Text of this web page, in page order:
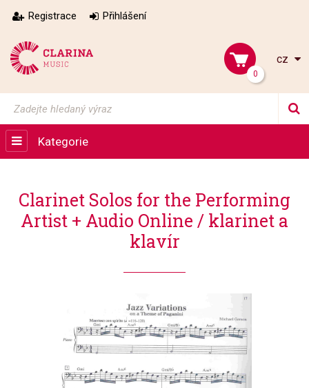
Registrace Přihlášení
0
cz
Kategorie
Clarinet Solos for the Performing
Artist + Audio Online / klarinet a
klavír